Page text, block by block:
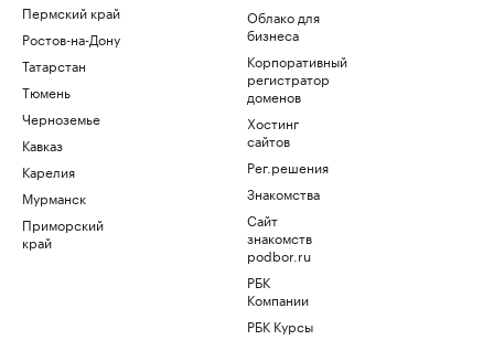
Пермский край
Ростов-на-Дону
Татарстан
Тюмень
Черноземье
Кавказ
Карелия
Мурманск
Приморский
край
Облако для
бизнеса
Корпоративный
регистратор
доменов
Хостинг
сайтов
Рег.решения
Знакомства
Сайт
знакомств
podbor.ru
РБК
Компании
РБК Курсы